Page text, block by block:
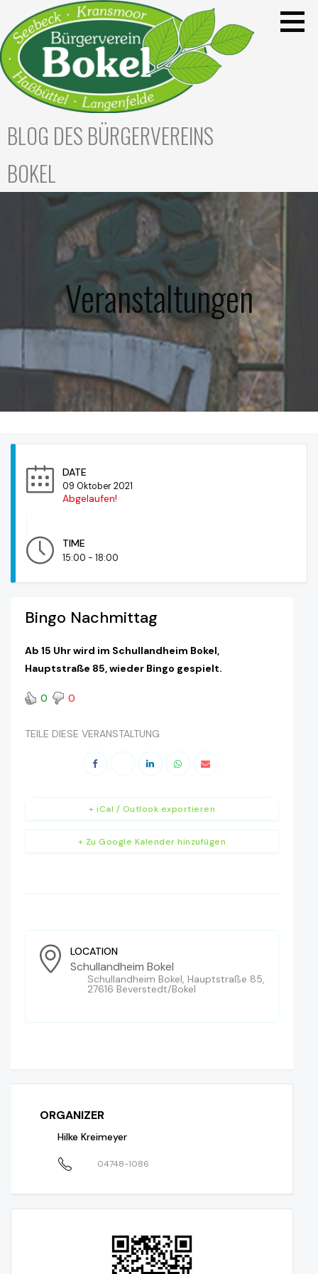
Inhalt
springen
BLOG DES BÜRGERVEREINS
BOKEL
Veranstaltungen
DATE
09 Oktober 2021
Abgelaufen!
TIME
15:00 - 18:00
Bingo Nachmittag
Ab 15 Uhr wird im Schullandheim Bokel,
Hauptstraße 85, wieder Bingo gespielt.
0 0
TEILE DIESE VERANSTALTUNG
+ Zu Google Kalender hinzufügen
+ iCal / Outlook exportieren
LOCATION
Schullandheim Bokel
Schullandheim Bokel, Hauptstraße 85,
27616 Beverstedt/Bokel
ORGANIZER
Hilke Kreimeyer
04748-1086